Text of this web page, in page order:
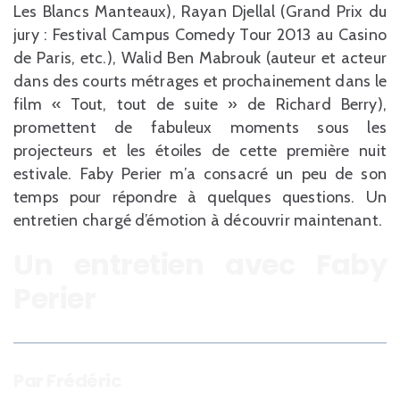
Les Blancs Manteaux), Rayan Djellal (Grand Prix du
jury : Festival Campus Comedy Tour 2013 au Casino
de Paris, etc.), Walid Ben Mabrouk (auteur et acteur
dans des courts métrages et prochainement dans le
film « Tout, tout de suite » de Richard Berry),
promettent de fabuleux moments sous les
projecteurs et les étoiles de cette première nuit
estivale. Faby Perier m’a consacré un peu de son
temps pour répondre à quelques questions. Un
entretien chargé d’émotion à découvrir maintenant.